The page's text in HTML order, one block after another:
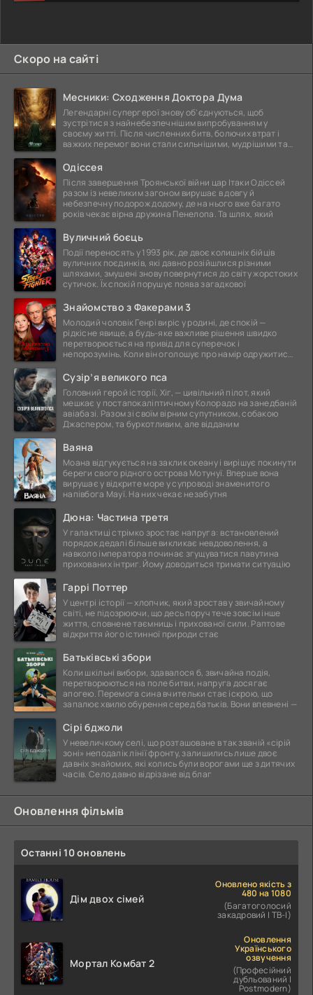
Скоро на сайті
Месники: Сходження Доктора Дума
Легендарні супергерої знову об'єднуються, щоб
зустрітися з найнебезпечнішим випробуванням у
своєму житті. Після численних битв, болючих втрат і
важких перемог вони стали сильнішими, мудрішими та
Одіссея
Після завершення Троянської війни цар Ітаки Одіссей
разом із невеликим загоном вирушає в довгу й
небезпечну подорож додому, де на нього вже багато
років чекає вірна дружина Пенелопа. Та шлях, який
Вуличний боєць
Події переносять у 1993 рік, де двоє колишніх бійців
вуличних поєдинків, які давно розійшлися різними
шляхами, змушені знову повернутися до світу жорстоких
сутичок. Їх спокій порушує поява загадкової
Знайомство з Факерами 3
Молодий чоловік Генрі виріс у родині, де спокій —
рідкісне явище, а будь-яке важливе рішення швидко
перетворюється на привід для суперечок і
непорозумінь. Коли він оголошує про намір одружитися,
Сузір’я великого пса
Головний герой історії, Хіг, — цивільний пілот, який
мешкає у постапокаліптичному Колорадо на занедбаній
авіабазі. Разом зі своїм вірним супутником, собакою
Джаспером, та буркотливим, але відданим
Ваяна
Моана відгукується на заклик океану і вирішує покинути
береги свого рідного острова Мотунуї. Вперше вона
вирушає у відкрите море у супроводі знаменитого
напівбога Мауї. На них чекає незабутня
Дюна: Частина третя
У галактиці стрімко зростає напруга: встановлений
порядок дедалі більше викликає невдоволення, а
навколо імператора починає згущуватися павутина
прихованих інтриг. Йому доводиться тримати ситуацію
Гаррі Поттер
У центрі історії — хлопчик, який зростав у звичайному
світі, не підозрюючи, що десь поруч тече зовсім інше
життя, сповнене таємниць і прихованої сили. Раптове
відкриття його істинної природи стає
Батьківські збори
Коли шкільні вибори, здавалося б, звичайна подія,
перетворюються на поле битви, напруга досягає
апогею. Перемога сина вчительки стає іскрою, що
запалює хвилю обурення серед батьків. Вони впевнені —
Сірі бджоли
У невеличкому селі, що розташоване в так званій «сірій
зоні» неподалік лінії фронту, залишились лише двоє
давніх знайомих, які колись були ворогами ще з дитячих
часів. Село давно відрізане від благ
Оновлення фільмів
Останні 10 оновлень
Дім двох сімей
Оновлено якість з
480 на 1080
(Багатоголосий
закадровий | ТВ-І)
Мортал Комбат 2
Оновлення
Українського
озвучення
(Професійний
дубльований |
Postmodern)